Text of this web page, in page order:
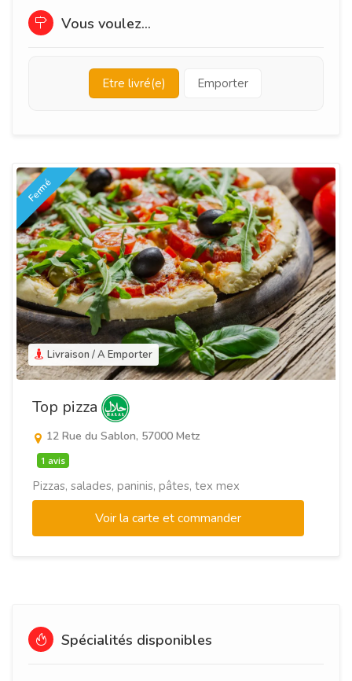
Vous voulez...
Etre livré(e) Emporter
Livraison / A Emporter
Fermé
Top pizza
12 Rue du Sablon, 57000 Metz
1 avis
Pizzas, salades, paninis, pâtes, tex mex
Voir la carte et commander
Spécialités disponibles